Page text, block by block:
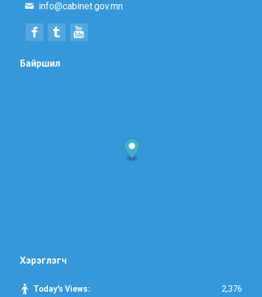
info@cabinet.gov.mn
Байршил
Хэрэглэгч
Today's Views: 2,376